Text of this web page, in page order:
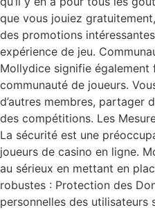
que vous jouiez
des promotions
expérience de jeu.
Mollydice signifie également
communauté de joueurs.
d’autres membres, partager
des compétitions. Les
La sécurité est une
joueurs de casino en ligne.
au sérieux en mettant en
robustes : Protection des
personnelles des